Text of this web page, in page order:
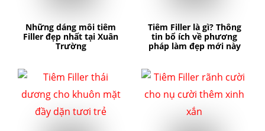
căng da mặt nâng mũi cấu trúc cắt mí
nhấn mí
đặt túi ngực
nâng ngực trẻ hóa da
Những dáng môi tiêm
Filler đẹp nhất tại Xuân
Trường
Tiêm Filler là gì? Thông
tin bổ ích về phương
pháp làm đẹp mới này